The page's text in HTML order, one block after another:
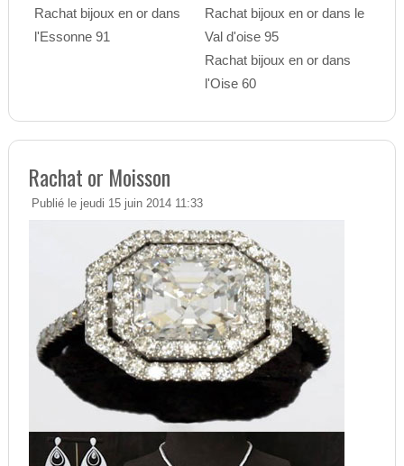
Rachat bijoux en or dans
l'Essonne 91
Rachat bijoux en or dans le
Val d'oise 95
Rachat bijoux en or dans
l'Oise 60
Rachat or Moisson
Publié le jeudi 15 juin 2014 11:33